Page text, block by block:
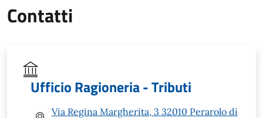
Contatti
Ufficio Ragioneria - Tributi
Via Regina Margherita, 3 32010 Perarolo di